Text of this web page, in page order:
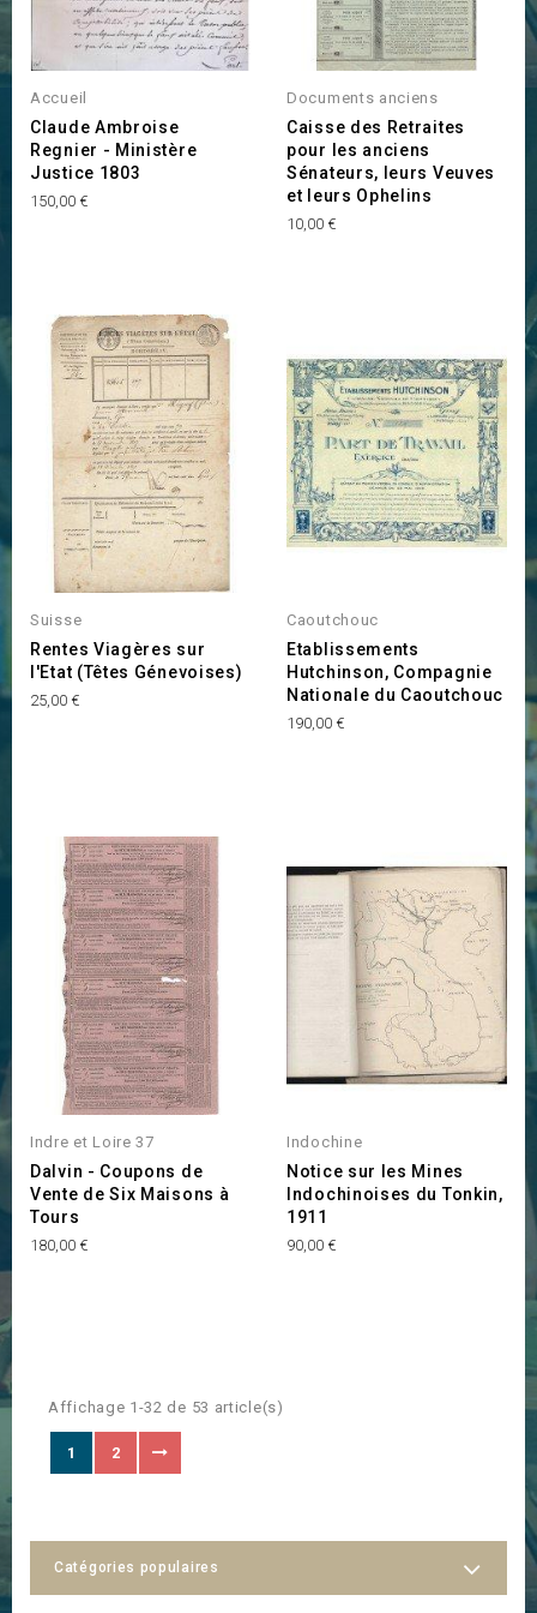
Accueil
Claude Ambroise
Regnier - Ministère
Justice 1803
Prix
150,00 €
Documents anciens
Caisse des Retraites
pour les anciens
Sénateurs, leurs Veuves
et leurs Ophelins
Prix
10,00 €
Suisse
Rentes Viagères sur
l'Etat (Têtes Génevoises)
Prix
25,00 €
Caoutchouc
Etablissements
Hutchinson, Compagnie
Nationale du Caoutchouc
Prix
190,00 €
Indre et Loire 37
Dalvin - Coupons de
Vente de Six Maisons à
Tours
Prix
180,00 €
Indochine
Notice sur les Mines
Indochinoises du Tonkin,
1911
Prix
90,00 €
Affichage 1-32 de 53 article(s)
1 2
Catégories populaires